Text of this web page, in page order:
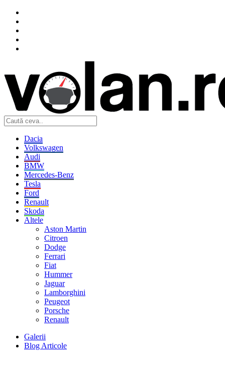
Dacia
Volkswagen
Audi
BMW
Mercedes-Benz
Tesla
Ford
Renault
Skoda
Altele
Aston Martin
Citroen
Dodge
Ferrari
Fiat
Hummer
Jaguar
Lamborghini
Peugeot
Porsche
Renault
Galerii
Blog Articole